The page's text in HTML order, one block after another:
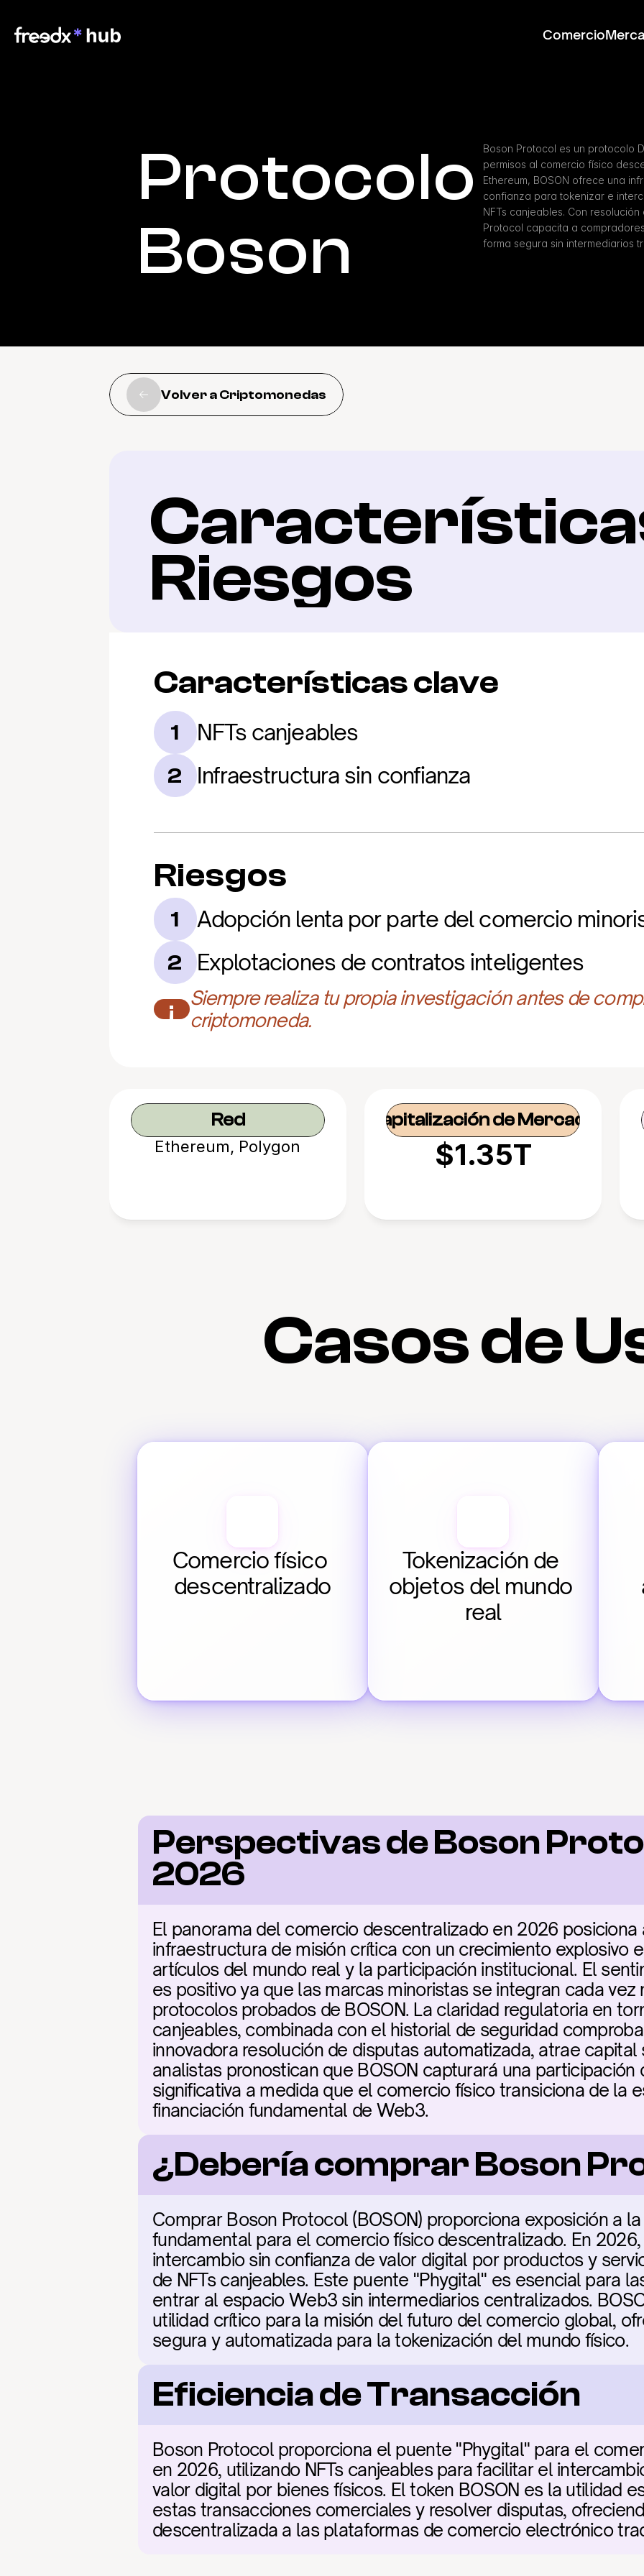
Comercio
Protocolo
Boson
Boson Protocol es un protocolo
permisos al comercio físico
Ethereum, BOSON ofrece una
confianza para tokenizar e
NFTs canjeables. Con
Protocol capacita a
forma segura sin intermediarios
Volver a Criptomonedas
Riesgos
Características clave
1 NFTs canjeables
2 Infraestructura sin confianza
Riesgos
1 Adopción lenta por parte del comercio
2 Explotaciones de contratos inteligentes
¡
Siempre realiza tu propia investigación antes de
criptomoneda.
Red
Ethereum, Polygon
Capitalización de Mercado
$1.35T
Casos de
Comercio físico
descentralizado
Tokenización de
objetos del mundo
real
Perspectivas de Boson
2026
El panorama del comercio descentralizado en 2026 posiciona
infraestructura de misión crítica con un crecimiento explosivo
artículos del mundo real y la participación institucional. El
es positivo ya que las marcas minoristas se integran cada vez
protocolos probados de BOSON. La claridad regulatoria en
canjeables, combinada con el historial de seguridad
innovadora resolución de disputas automatizada, atrae capital
analistas pronostican que BOSON capturará una participación
significativa a medida que el comercio físico transiciona de la
financiación fundamental de Web3.
¿Debería comprar Boson
Comprar Boson Protocol (BOSON) proporciona exposición a
fundamental para el comercio físico descentralizado. En
intercambio sin confianza de valor digital por productos y
de NFTs canjeables. Este puente "Phygital" es esencial para
entrar al espacio Web3 sin intermediarios centralizados.
utilidad crítico para la misión del futuro del comercio global,
segura y automatizada para la tokenización del mundo físico.
Eficiencia de Transacción
Boson Protocol proporciona el puente "Phygital" para el
en 2026, utilizando NFTs canjeables para facilitar el
valor digital por bienes físicos. El token BOSON es la utilidad
estas transacciones comerciales y resolver disputas,
descentralizada a las plataformas de comercio electrónico